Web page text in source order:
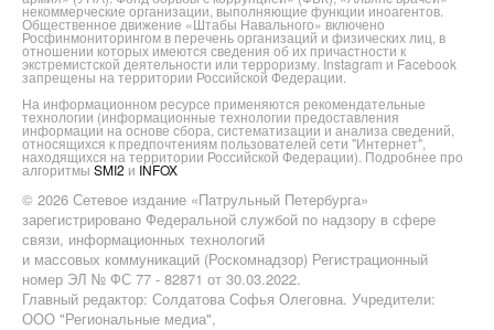
некоммерческие организации, выполняющие функции иноагентов.
Общественное движение «Штабы Навального» включено
Росфинмониторингом в перечень организаций и физических лиц, в
отношении которых имеются сведения об их причастности к
экстремистской деятельности или терроризму. Instagram и Facebook
запрещены на территории Российской Федерации.
На информационном ресурсе применяются рекомендательные
технологии (информационные технологии предоставления
информации на основе сбора, систематизации и анализа сведений,
относящихся к предпочтениям пользователей сети "Интернет",
находящихся на территории Российской Федерации). Подробнее про
алгоритмы SMI2 и INFOX
© 2026 Сетевое издание «Патрульный Петербурга»
зарегистрировано Федеральной службой по надзору в сфере
связи, информационных технологий
и массовых коммуникаций (Роскомнадзор) Регистрационный
номер ЭЛ № ФС 77 - 82871 от 30.03.2022.
Главный редактор: Солдатова Софья Олеговна. Учредители:
ООО "Региональные медиа",